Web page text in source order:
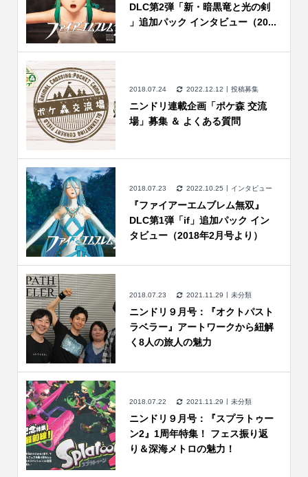
DLC第2弾「新・暗黒竜と光の剣
」追加パック インタビュー（20...
2018.07.24 2022.12.12 投稿募集
ニンドリ連載企画「ポケ森 交流
場」募集 ＆ よくある質問
2018.07.23 2022.10.25 インタビュー
『ファイアーエムブレム無双』
DLC第1弾「if」追加パック イン
タビュー（2018年2月号より）
2018.07.23 2021.11.29 未分類
ニンドリ９月号：『オクトパスト
ラベラー』アートワークから紐解
く8人の旅人の魅力
2018.07.22 2021.11.29 未分類
ニンドリ９月号：『スプラトゥー
ン2』1周年特集！ フェス振り返
り＆深海メトロの魅力！